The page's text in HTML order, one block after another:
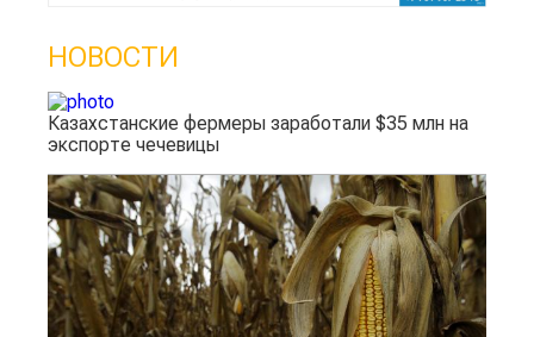
НОВОСТИ
Казахстанские фермеры заработали $35 млн на
экспорте чечевицы